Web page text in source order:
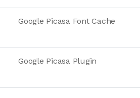
Google Picasa Font Cache
Google Picasa Plugin